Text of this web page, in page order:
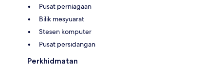
Pusat perniagaan
Bilik mesyuarat
Stesen komputer
Pusat persidangan
Perkhidmatan